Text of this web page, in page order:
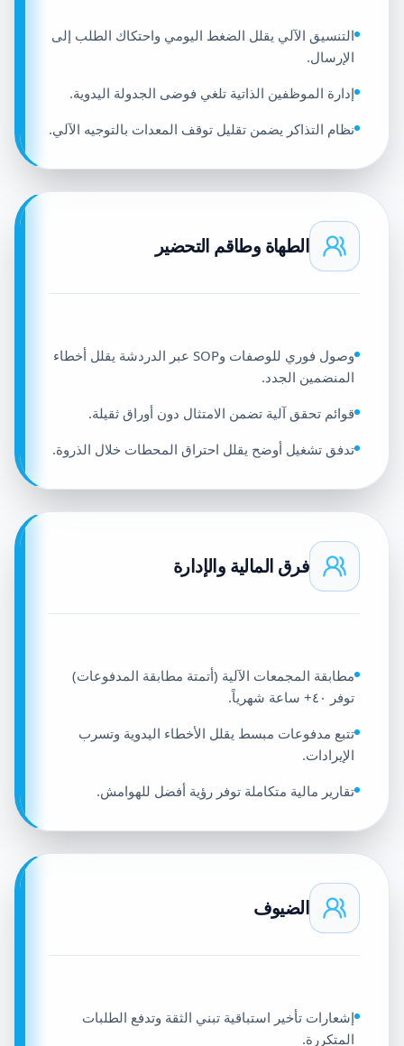
التنسيق الآلي يقلل الضغط اليومي واحتكاك الطلب إلى
الإرسال.
إدارة الموظفين الذاتية تلغي فوضى الجدولة اليدوية.
نظام التذاكر يضمن تقليل توقف المعدات بالتوجيه الآلي.
الطهاة وطاقم التحضير
وصول فوري للوصفات وSOP عبر الدردشة يقلل أخطاء
المنضمين الجدد.
قوائم تحقق آلية تضمن الامتثال دون أوراق ثقيلة.
تدفق تشغيل أوضح يقلل احتراق المحطات خلال الذروة.
فرق المالية والإدارة
مطابقة المجمعات الآلية (أتمتة مطابقة المدفوعات)
توفر ٤٠+ ساعة شهرياً.
تتبع مدفوعات مبسط يقلل الأخطاء اليدوية وتسرب
الإيرادات.
تقارير مالية متكاملة توفر رؤية أفضل للهوامش.
الضيوف
إشعارات تأخير استباقية تبني الثقة وتدفع الطلبات
المتكررة.